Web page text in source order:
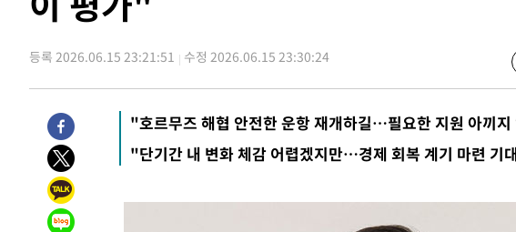
-17623초 전 >미 워싱턴주 스포캔 시의 통제불능 3개 산불, 방화선 일부 구축
우 0.49%↑
-8151초 전 >[속보] 이란 대통령 "지금 최고지도자와 소통하기가 매우 어려워" 취
임 3년 인터뷰
2시간 전 >[속보] "이란-오만, 호르무즈 해협 통행 항로 합의" 이란 외무부 대변인
-30603초 전 >
[속보]산업장관 "李정부, 원전 반대 안해…안정 전력 위해 불가피"
-29300초 전 >
[속보]경찰, '홍명보 선임 논란' 대한축구협회·축구회관 등 압수수
-28687초 전 >
[속보]산업장관 "美무역법 제301조 과잉생산 결과 발표 8월 중 예
-28480초 전 >
-27752초 전 >
등록 2026.06.15 23:21:51 수정 2026.06.15 23:30:24
"호르무즈 해협 안전한 운항 재개하길…필요한 지원 아끼
"단기간 내 변화 체감 어렵겠지만…경제 회복 계기 마련 기